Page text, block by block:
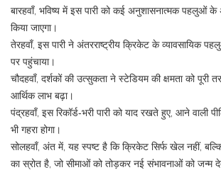
बारहवाँ, भविष्य में इस पारी को कई अनुशासनात्मक पहलुओं
किया जाएगा।
तेरहवाँ, इस पारी ने अंतरराष्ट्रीय क्रिकेट के व्यावसायिक
पर पहुंचाया।
चौदहवाँ, दर्शकों की उत्सुकता ने स्टेडियम की क्षमता को पूरी
आर्थिक लाभ बढ़ा।
पंद्रहवाँ, इस रिकॉर्ड‑भरी पारी को याद रखते हुए, आने वाली
भी गहरा होगा।
सोलहवाँ, अंत में, यह स्पष्ट है कि क्रिकेट सिर्फ खेल नहीं,
का स्रोत है, जो सीमाओं को तोड़कर नई संभावनाओं को जन्म